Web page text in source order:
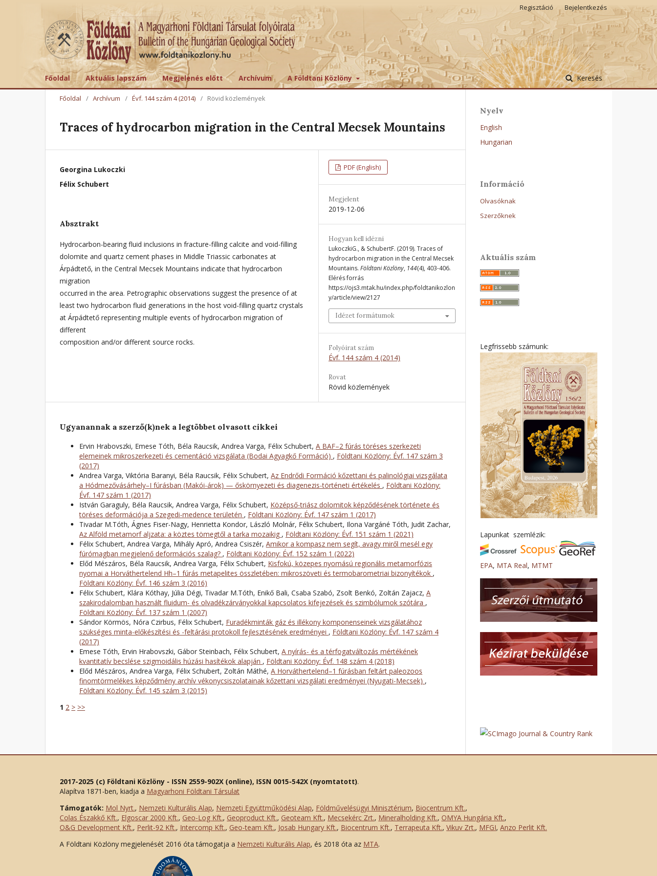
Főoldal Aktuális lapszám Megjelenés előtt Archívum A Földtani Közlöny Keresés
Regisztáció Bejelentkezés
Főoldal / Archívum / Évf. 144 szám 4 (2014) / Rövid közlemények
Traces of hydrocarbon migration in the Central Mecsek Mountains
Georgina Lukoczki
Félix Schubert
Absztrakt
Hydrocarbon-bearing fluid inclusions in fracture-filling calcite and void-filling
dolomite and quartz cement phases in Middle Triassic carbonates at
Árpádtető, in the Central Mecsek Mountains indicate that hydrocarbon
migration
occurred in the area. Petrographic observations suggest the presence of at
least two hydrocarbon fluid generations in the host void-filling quartz crystals
at Árpádtető representing multiple events of hydrocarbon migration of
different
composition and/or different source rocks.
PDF (English)
Megjelent
2019-12-06
Hogyan kell idézni
LukoczkiG., & SchubertF. (2019). Traces of
hydrocarbon migration in the Central Mecsek
Mountains. Földtani Közlöny, 144(4), 403-406.
Elérés forrás
https://ojs3.mtak.hu/index.php/foldtanikozlon
y/article/view/2127
Idézet formátumok
Folyóirat szám
Évf. 144 szám 4 (2014)
Rovat
Rövid közlemények
Ugyanannak a szerző(k)nek a legtöbbet olvasott cikkei
Ervin Hrabovszki, Emese Tóth, Béla Raucsik, Andrea Varga, Félix Schubert, A BAF–2 fúrás töréses szerkezeti
elemeinek mikroszerkezeti és cementáció vizsgálata (Bodai Agyagkő Formáció) , Földtani Közlöny: Évf. 147 szám 3
(2017)
Andrea Varga, Viktória Baranyi, Béla Raucsik, Félix Schubert, Az Endrődi Formáció kőzettani és palinológiai vizsgálata
a Hódmezővásárhely–I fúrásban (Makói-árok) — őskörnyezeti és diagenezis-történeti értékelés , Földtani Közlöny:
Évf. 147 szám 1 (2017)
István Garaguly, Béla Raucsik, Andrea Varga, Félix Schubert, Középső-triász dolomitok képződésének története és
töréses deformációja a Szegedi-medence területén , Földtani Közlöny: Évf. 147 szám 1 (2017)
Tivadar M.Tóth, Ágnes Fiser-Nagy, Henrietta Kondor, László Molnár, Félix Schubert, Ilona Vargáné Tóth, Judit Zachar,
Az Alföld metamorf aljzata: a köztes tömegtől a tarka mozaikig , Földtani Közlöny: Évf. 151 szám 1 (2021)
Félix Schubert, Andrea Varga, Mihály Apró, Andrea Csiszér, Amikor a kompasz nem segít, avagy miről mesél egy
fúrómagban megjelenő deformációs szalag? , Földtani Közlöny: Évf. 152 szám 1 (2022)
Előd Mészáros, Béla Raucsik, Andrea Varga, Félix Schubert, Kisfokú, közepes nyomású regionális metamorfózis
nyomai a Horváthertelend Hh–1 fúrás metapelites összletében: mikroszöveti és termobarometriai bizonyítékok ,
Földtani Közlöny: Évf. 146 szám 3 (2016)
Félix Schubert, Klára Kóthay, Júlia Dégi, Tivadar M.Tóth, Enikő Bali, Csaba Szabó, Zsolt Benkó, Zoltán Zajacz, A
szakirodalomban használt fluidum- és olvadékzárványokkal kapcsolatos kifejezések és szimbólumok szótára ,
Földtani Közlöny: Évf. 137 szám 1 (2007)
Sándor Körmös, Nóra Czirbus, Félix Schubert, Furadékminták gáz és illékony komponenseinek vizsgálatához
szükséges minta-előkészítési és -feltárási protokoll fejlesztésének eredményei , Földtani Közlöny: Évf. 147 szám 4
(2017)
Emese Tóth, Ervin Hrabovszki, Gábor Steinbach, Félix Schubert, A nyírás- és a térfogatváltozás mértékének
kvantitatív becslése szigmoidális húzási hasítékok alapján , Földtani Közlöny: Évf. 148 szám 4 (2018)
Előd Mészáros, Andrea Varga, Félix Schubert, Zoltán Máthé, A Horváthertelend–1 fúrásban feltárt paleozoos
finomtörmelékes képződmény archív vékonycsiszolatainak kőzettani vizsgálati eredményei (Nyugati-Mecsek) ,
Földtani Közlöny: Évf. 145 szám 3 (2015)
1 2 > >>
Nyelv
English
Hungarian
Információ
Olvasóknak
Szerzőknek
Aktuális szám
Legfrissebb számunk:
Lapunkat szemlézik:
EPA, MTA Real, MTMT
2017-2025 (c) Földtani Közlöny - ISSN 2559-902X (online), ISSN 0015-542X (nyomtatott).
Alapítva 1871-ben, kiadja a Magyarhoni Földtani Társulat
Támogatók: Mol Nyrt., Nemzeti Kulturális Alap, Nemzeti Együttműködési Alap, Földművelésügyi Minisztérium, Biocentrum Kft.,
Colas Északkő Kft., Elgoscar 2000 Kft., Geo-Log Kft., Geoproduct Kft., Geoteam Kft., Mecsekérc Zrt., Mineralholding Kft., OMYA Hungária Kft.,
O&G Development Kft., Perlit-92 Kft., Intercomp Kft., Geo-team Kft., Josab Hungary Kft., Biocentrum Kft., Terrapeuta Kft., Vikuv Zrt., MFGI, Anzo Perlit Kft.
A Földtani Közlöny megjelenését 2016 óta támogatja a Nemzeti Kulturális Alap, és 2018 óta az MTA.